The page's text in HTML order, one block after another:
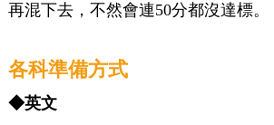
再混下去，不然會連50分都沒達標。
各科準備方式
◆英文